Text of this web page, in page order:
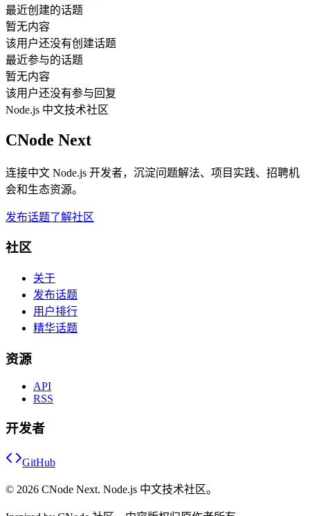
最近创建的话题
暂无内容
该用户还没有创建话题
最近参与的话题
暂无内容
该用户还没有参与回复
Node.js 中文技术社区
CNode Next
连接中文 Node.js 开发者，沉淀问题解法、项目实践、招聘机
会和生态资源。
发布话题了解社区
社区
关于
发布话题
用户排行
精华话题
资源
API
RSS
开发者
GitHub
© 2026 CNode Next. Node.js 中文技术社区。